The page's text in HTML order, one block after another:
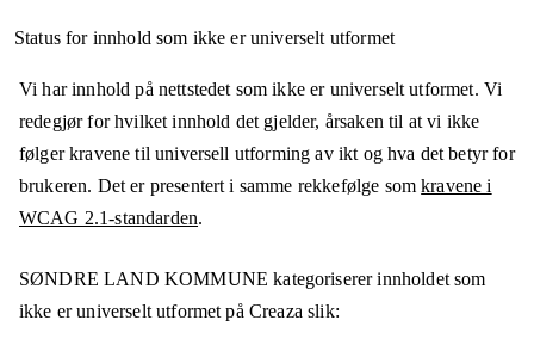
Status for innhold som ikke er universelt utformet
Vi har innhold på nettstedet som ikke er universelt utformet. Vi
redegjør for hvilket innhold det gjelder, årsaken til at vi ikke
følger kravene til universell utforming av ikt og hva det betyr for
brukeren. Det er presentert i samme rekkefølge somkravene i
WCAG 2.1-standarden.
SØNDRE LAND KOMMUNE kategoriserer innholdet som
ikke er universelt utformet på Creazaslik: